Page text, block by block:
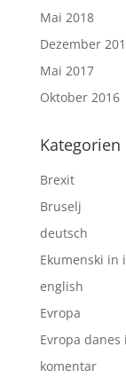
Mai 2018
Dezember
Mai 2017
Oktober 2016
Kategorien
Brexit
Bruselj
deutsch
Ekumenski
english
Evropa
Evropa
komentar